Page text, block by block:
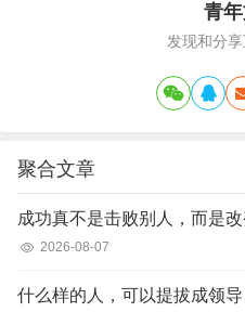
青
发现和分
聚合文章
成功真不是击败别人，而是
2026-08-07
什么样的人，可以提拔成领导